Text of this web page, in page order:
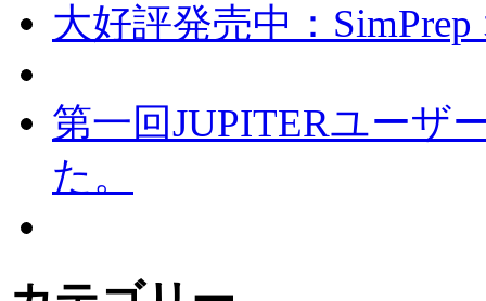
大好評発売中：
第一回JUPITERユーザ
た。